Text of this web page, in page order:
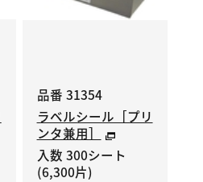
品番 31354
ラベルシール［プリ
ンタ兼用］
入数 300シート
(6,300片)